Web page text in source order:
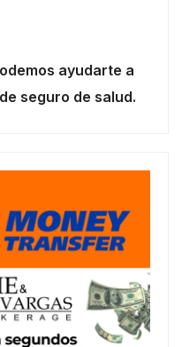
ayudarte a
seguro de salud.